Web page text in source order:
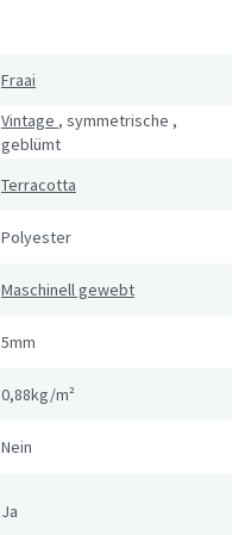
Fraai
Vintage , symmetrische ,
geblümt
Terracotta
Polyester
Maschinell gewebt
5mm
0,88kg/m²
Nein
Ja